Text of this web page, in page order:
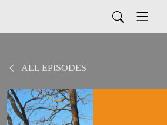
ALL EPISODES